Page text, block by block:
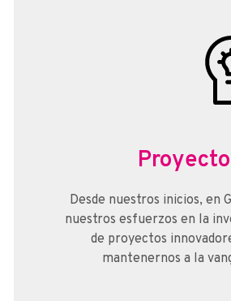
Desde nuestros inicios, en
nuestros esfuerzos en la
de proyectos
mantenernos a la